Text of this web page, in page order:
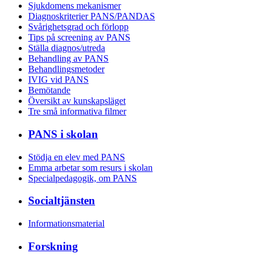
Sjukdomens mekanismer
Diagnoskriterier PANS/PANDAS
Svårighetsgrad och förlopp
Tips på screening av PANS
Ställa diagnos/utreda
Behandling av PANS
Behandlings­metoder
IVIG vid PANS
Bemötande
Översikt av kunskapsläget
Tre små informativa filmer
PANS i skolan
Stödja en elev med PANS
Emma arbetar som resurs i skolan
Specialpedagogik, om PANS
Socialtjänsten
Informationsmaterial
Forskning